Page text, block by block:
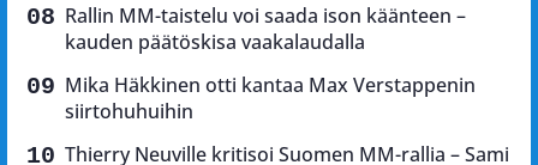
Rallin MM-taistelu voi saada ison käänteen –
kauden päätöskisa vaakalaudalla
Mika Häkkinen otti kantaa Max Verstappenin
siirtohuhuihin
Thierry Neuville kritisoi Suomen MM-rallia – Sami